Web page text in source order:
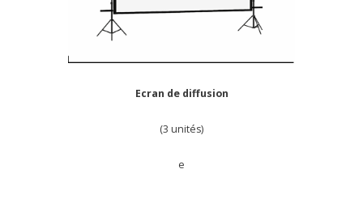
Ecran de diffusion
(3 unités)
e